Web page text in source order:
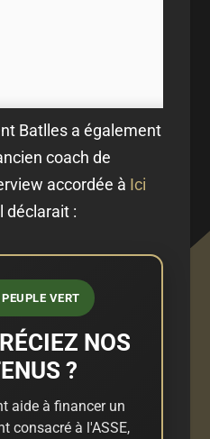
Batlles a également
coach de
accordée à Ici
déclarait :
VERT
NOS
?
aide à financer un
consacré à l'ASSE,